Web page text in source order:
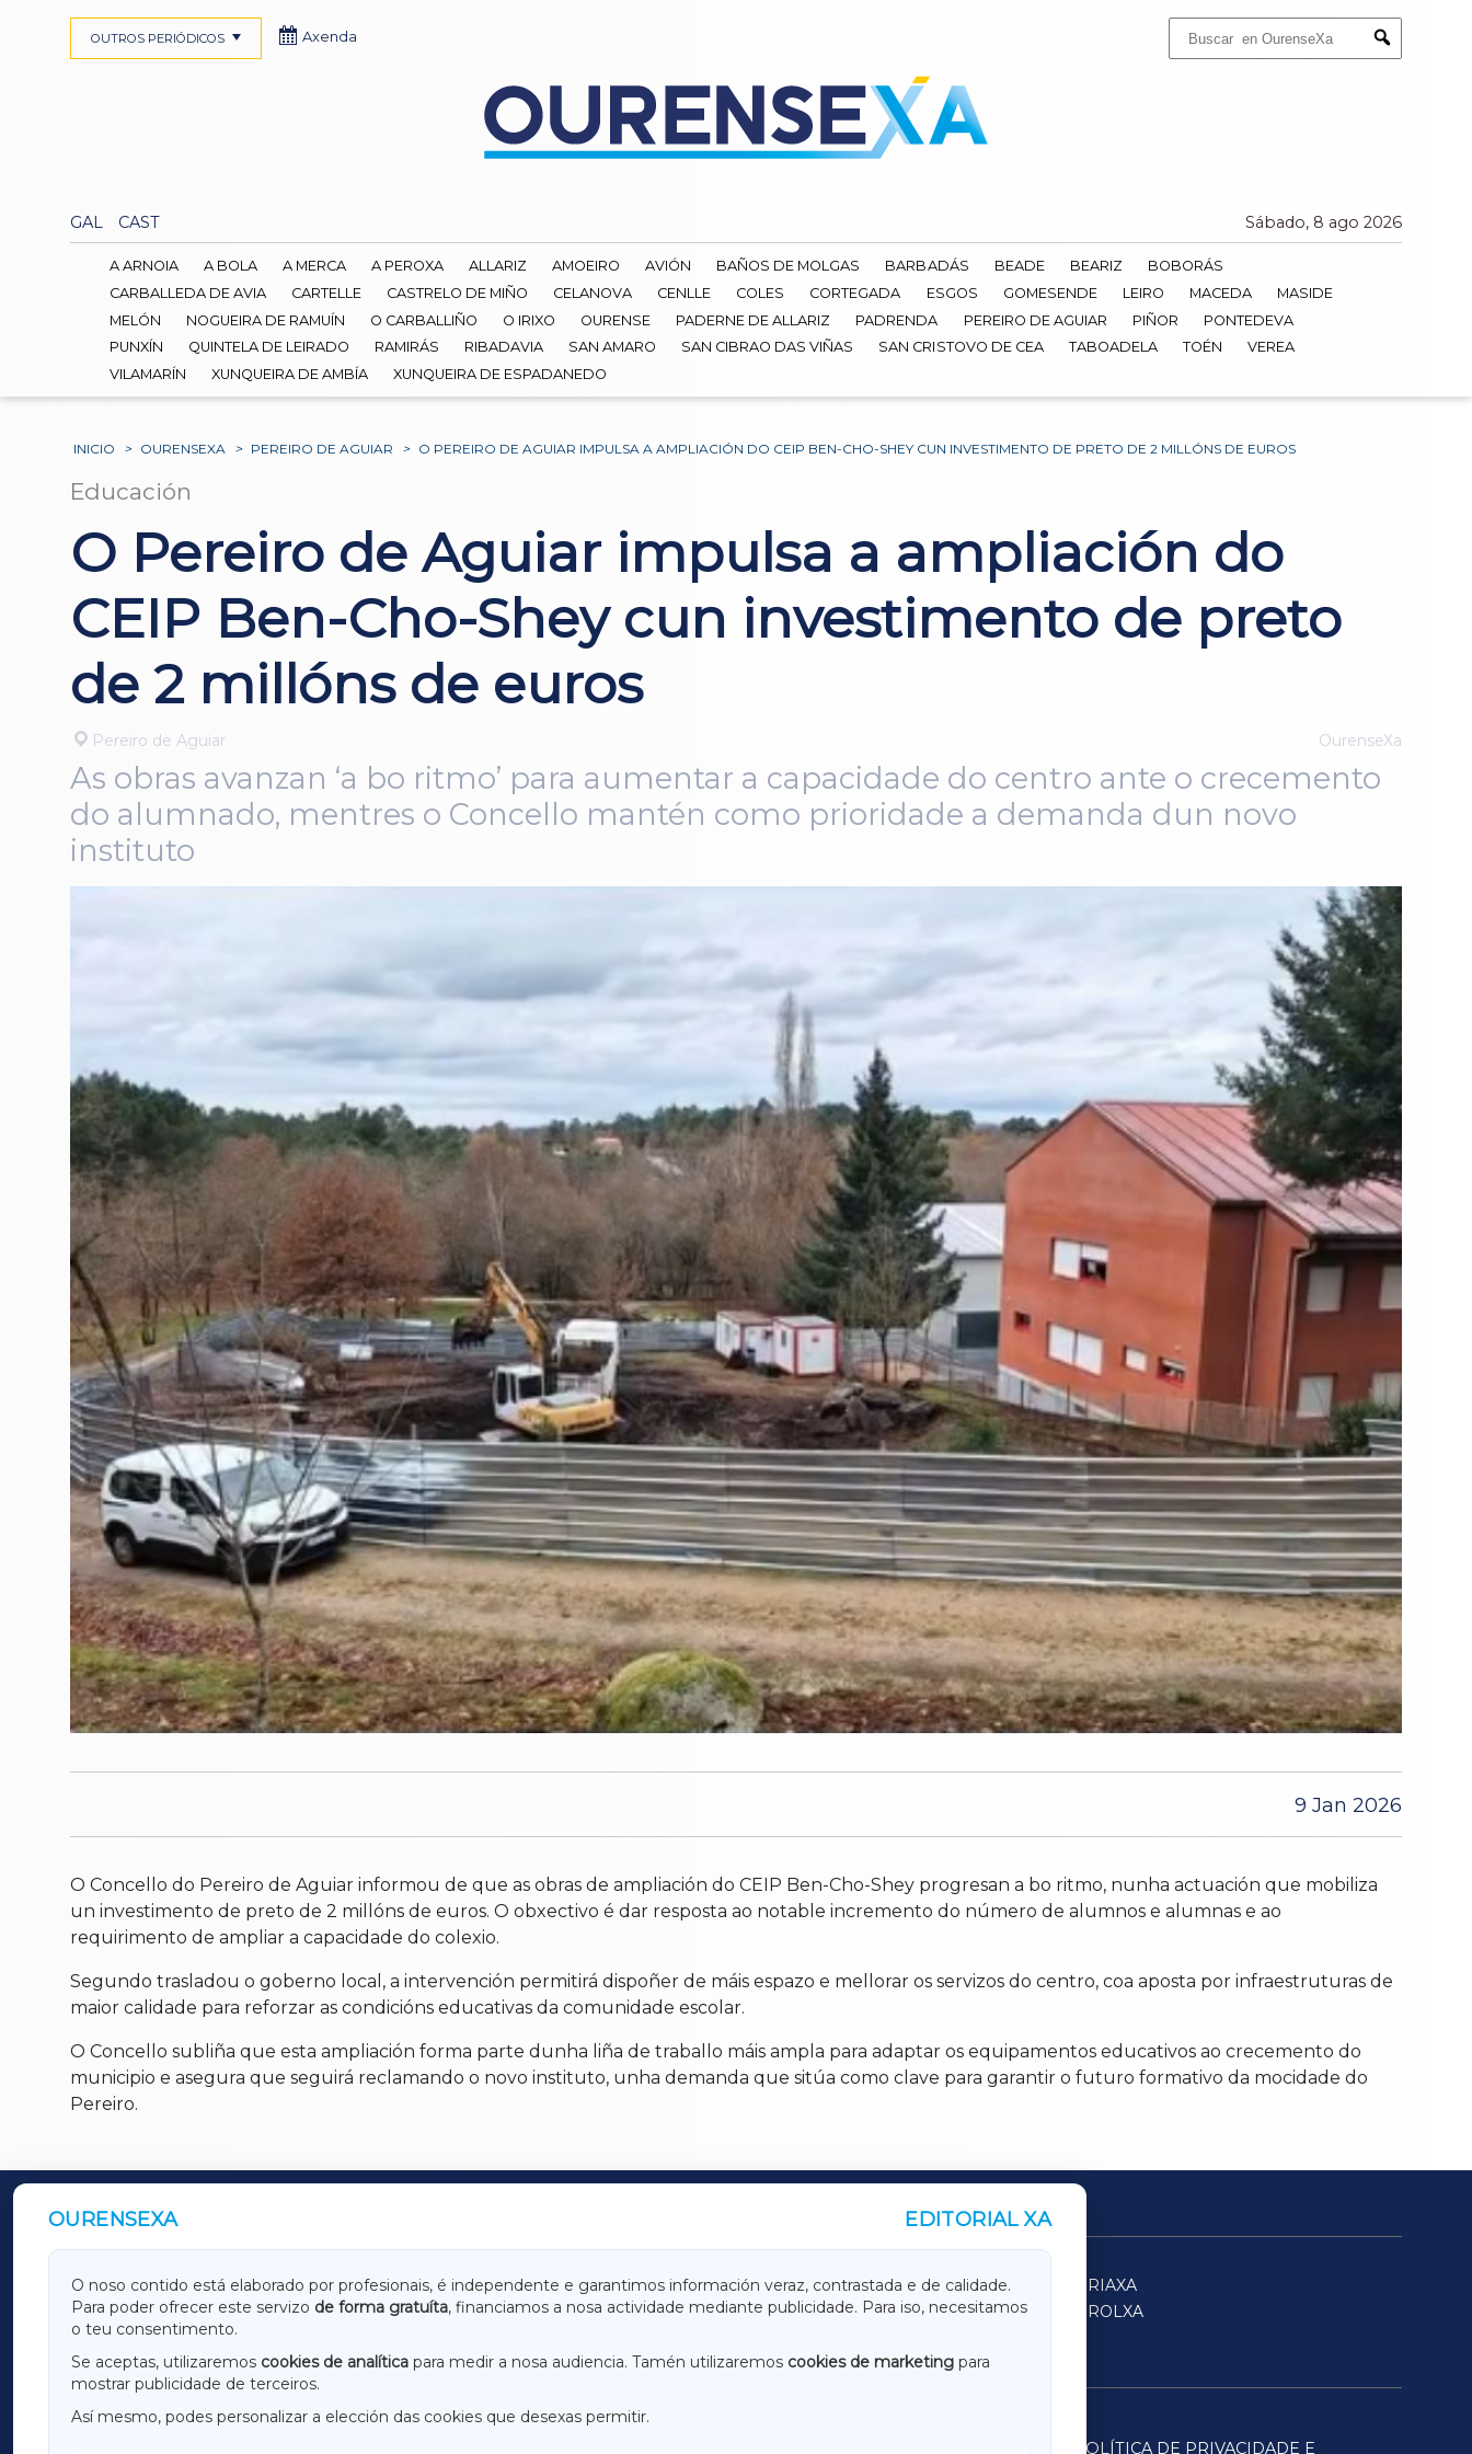
Submit
GAL CAST Sábado, 8 ago 2026
OUTROS PERIÓDICOS Axenda
A ARNOIA A BOLA A MERCA A PEROXA ALLARIZ AMOEIRO AVIÓN BAÑOS DE MOLGAS BARBADÁS BEADE BEARIZ
BOBORÁS
CARBALLEDA DE AVIA
CARTELLE CASTRELO DE MIÑO CELANOVA CENLLE COLES CORTEGADA ESGOS GOMESENDE LEIRO MACEDA
MASIDE
MELÓN
NOGUEIRA DE RAMUÍN O CARBALLIÑO O IRIXO OURENSE PADERNE DE ALLARIZ PADRENDA PEREIRO DE AGUIAR PIÑOR
PONTEDEVA
PUNXÍN
QUINTELA DE LEIRADO RAMIRÁS RIBADAVIA SAN AMARO SAN CIBRAO DAS VIÑAS SAN CRISTOVO DE CEA TABOADELA TOÉN
VEREA
VILAMARÍN
XUNQUEIRA DE AMBÍA XUNQUEIRA DE ESPADANEDO
INICIO > OURENSEXA > PEREIRO DE AGUIAR > O PEREIRO DE AGUIAR IMPULSA A AMPLIACIÓN DO CEIP BEN-CHO-SHEY CUN INVESTIMENTO DE PRETO DE 2 MILLÓNS DE EUROS
Educación
O Pereiro de Aguiar impulsa a ampliación do
CEIP Ben-Cho-Shey cun investimento de preto
de 2 millóns de euros
Pereiro de Aguiar OurenseXa
As obras avanzan ‘a bo ritmo’ para aumentar a capacidade do centro ante o crecemento
do alumnado, mentres o Concello mantén como prioridade a demanda dun novo
instituto
9 Jan 2026
O Concello do Pereiro de Aguiar informou de que as obras de ampliación do CEIP Ben-Cho-Shey progresan a bo ritmo, nunha actuación que mobiliza
un investimento de preto de 2 millóns de euros. O obxectivo é dar resposta ao notable incremento do número de alumnos e alumnas e ao
requirimento de ampliar a capacidade do colexio.
Segundo trasladou o goberno local, a intervención permitirá dispoñer de máis espazo e mellorar os servizos do centro, coa aposta por infraestruturas de
maior calidade para reforzar as condicións educativas da comunidade escolar.
O Concello subliña que esta ampliación forma parte dunha liña de traballo máis ampla para adaptar os equipamentos educativos ao crecemento do
municipio e asegura que seguirá reclamando o novo instituto, unha demanda que sitúa como clave para garantir o futuro formativo da mocidade do
Pereiro.
OURENSEXA EDITORIAL XA
O noso contido está elaborado por profesionais, é independente e garantimos información veraz, contrastada e de calidade.
Para poder ofrecer este servizo de forma gratuíta, financiamos a nosa actividade mediante publicidade. Para iso, necesitamos
o teu consentimento.
Se aceptas, utilizaremos cookies de analítica para medir a nosa audiencia. Tamén utilizaremos cookies de marketing para
mostrar publicidade de terceiros.
Así mesmo, podes personalizar a elección das cookies que desexas permitir.
OUTROS PERIÓDICOS
GALICIAXA LUGOXA TERRACHAXA
SARRIAXA
AMARIÑAXA
RIBEIRASACRAXA ACORUÑAXA
FERROLXA
OURENSEXA
POLÍTICA DE PRIVACIDADE E